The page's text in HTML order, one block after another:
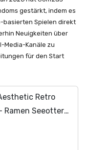
gestärkt, indem es
basierten Spielen direkt
Neuigkeiten über
Media-Kanäle zu
für den Start
Retro
Ramen Seeotter
Ramen Otter